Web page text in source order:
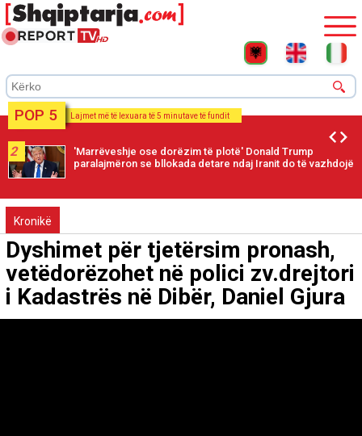
POP 5 Lajmet më të lexuara të 5 minutave të fundit
2
'Marrëveshje ose dorëzim të plotë' Donald Trump
paralajmëron se bllokada detare ndaj Iranit do të vazhdojë
Kronikë
Dyshimet për tjetërsim pronash,
vetëdorëzohet në polici zv.drejtori
i Kadastrës në Dibër, Daniel Gjura